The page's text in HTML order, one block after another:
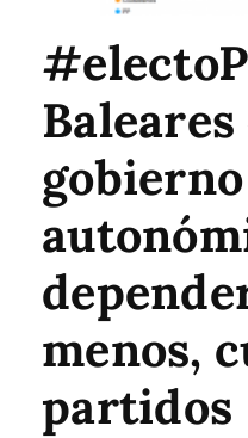
Baleares
gobierno
menos,
partidos